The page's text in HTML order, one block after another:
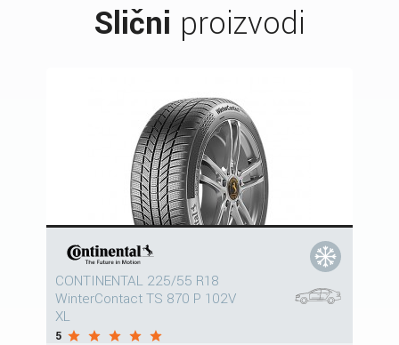
Slični proizvodi
CONTINENTAL 225/55 R18
WinterContact TS 870 P 102V
XL
5